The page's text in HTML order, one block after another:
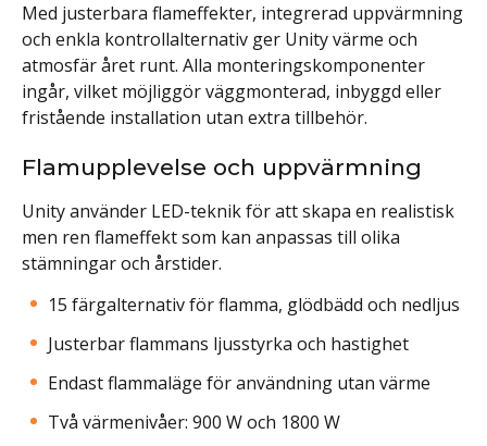
Med justerbara flameffekter, integrerad uppvärmning
och enkla kontrollalternativ ger Unity värme och
atmosfär året runt. Alla monteringskomponenter
ingår, vilket möjliggör väggmonterad, inbyggd eller
fristående installation utan extra tillbehör.
Flamupplevelse och uppvärmning
Unity använder LED-teknik för att skapa en realistisk
men ren flameffekt som kan anpassas till olika
stämningar och årstider.
15 färgalternativ för flamma, glödbädd och nedljus
Justerbar flammans ljusstyrka och hastighet
Endast flammaläge för användning utan värme
Två värmenivåer: 900 W och 1800 W